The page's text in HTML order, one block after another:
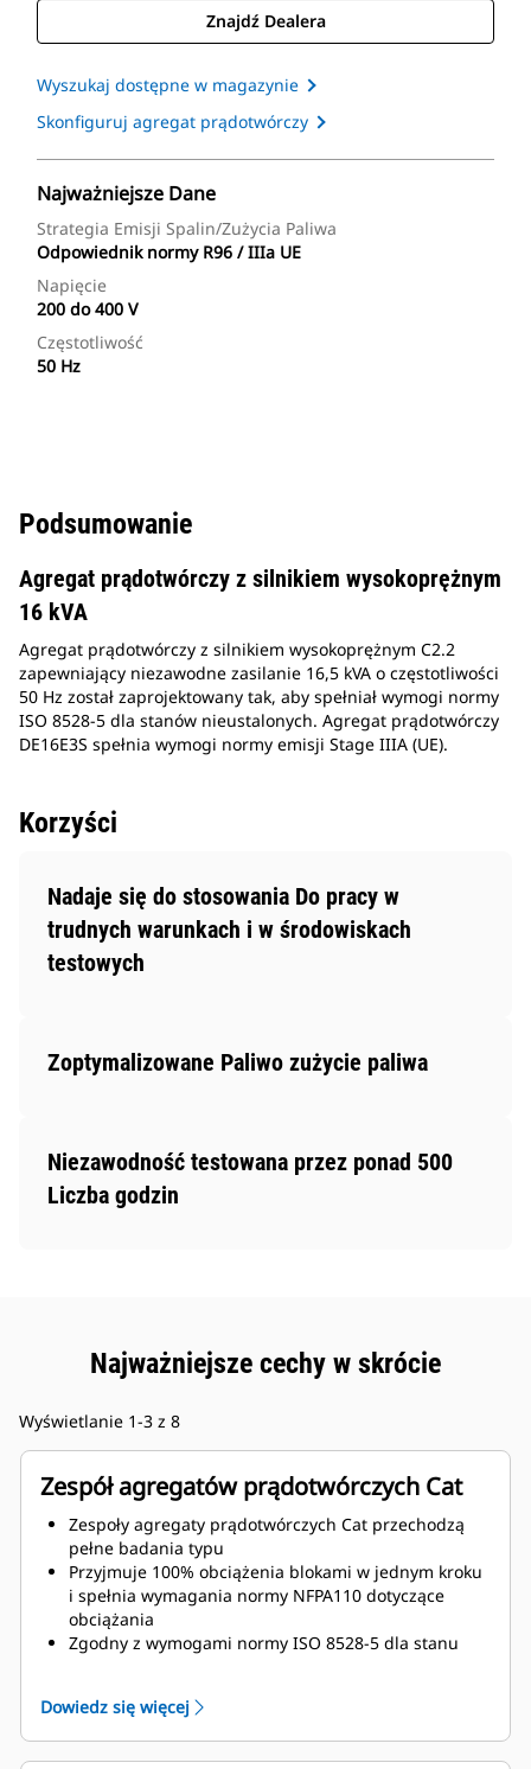
Znajdź Dealera
Wyszukaj dostępne w magazynie
Skonfiguruj agregat prądotwórczy
Najważniejsze Dane
Strategia Emisji Spalin/zużycia Paliwa
Odpowiednik normy R96 / IIIa UE
Napięcie
200 do 400 V
Częstotliwość
50 Hz
Podsumowanie
Agregat prądotwórczy z silnikiem wysokoprężnym
16 kVA
Agregat prądotwórczy z silnikiem wysokoprężnym C2.2
zapewniający niezawodne zasilanie 16,5 kVA o częstotliwości
50 Hz został zaprojektowany tak, aby spełniał wymogi normy
ISO 8528-5 dla stanów nieustalonych. Agregat prądotwórczy
DE16E3S spełnia wymogi normy emisji Stage IIIA (UE).
Korzyści
Nadaje się do stosowania Do pracy w
trudnych warunkach i w środowiskach
testowych
Zoptymalizowane Paliwo zużycie paliwa
Niezawodność testowana przez ponad 500
Liczba godzin
Najważniejsze cechy w skrócie
Wyświetlanie 1-3 z 8
Zespół agregatów prądotwórczych Cat
Zespoły agregaty prądotwórczych Cat przechodzą
pełne badania typu
Przyjmuje 100% obciążenia blokami w jednym kroku
i spełnia wymagania normy NFPA110 dotyczące
obciążania
Zgodny z wymogami normy ISO 8528-5 dla stanu
Dowiedz się więcej